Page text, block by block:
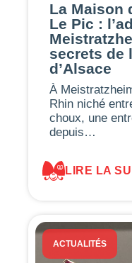
La Maison
Le Pic :
secrets de
d’Alsace
À
Rhin niché
choux, une
depuis…
LIRE LA
ACTUALITÉS